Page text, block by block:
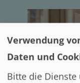
Verwendung
Daten und
Bitte die